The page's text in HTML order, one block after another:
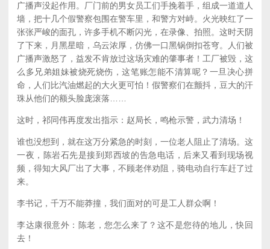
广播声没起作用。厂门前的男女员工们手挽着手，组成一道道人
墙，把十几个假警察包围在警车里，和警方对峙。火光映红了一
张张严峻的面孔，许多手机不断闪光，在录像、拍照。这时天阴
了下来，月黑星暗，乌云浓厚，仿佛一口黑锅倒扣苍穹。人们被
广播声激怒了，益发不肯放过这场灾难的肇事者！工厂被毁，这
么多兄弟姐妹被烧死烧伤，这笔账怎能不清算呢？一旦决心拼
命，人们比汽油燃起的大火更可怕！假警察们在颤抖，豆大的汗
珠从他们的额头脸庞滚落……
这时，祁同伟再度发出指示：赵局长，鸣枪示警，武力清场！
谁也没想到，就在这万分紧急的时刻，一位老人阻止了清场。这
一夜，陈岩石先是接到郑西坡的告急电话，后来又看到现场视
频，得知大风厂出了大事，不顾老伴劝阻，骑电动自行车赶了过
来。
李书记，千万不能莽撞，我们面对的可是工人群众啊！
李达康很意外：陈老，您怎么来了？这不是您待的地儿，快回
去！